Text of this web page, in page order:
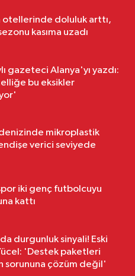
otellerinde doluluk arttı,
kasıma uzadı
gazeteci Alanya'yı yazdı:
bu eksikler
mikroplastik
verici seviyede
iki genç futbolcuyu
kattı
durgunluk sinyali! Eski
'Destek paketleri
sorununa çözüm değil'